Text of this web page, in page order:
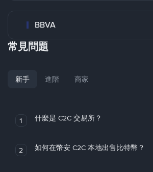
BBVA
常見問題
新手 進階 商家
1 什麼是 C2C 交易所？
2 如何在幣安 C2C 本地出售比特幣？